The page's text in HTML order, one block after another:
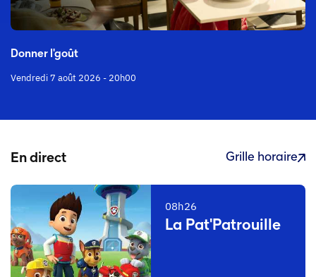
Donner l'goût
Vendredi 7 août 2026 - 20h00
En direct Grille horaire
08h26
La Pat'Patrouille